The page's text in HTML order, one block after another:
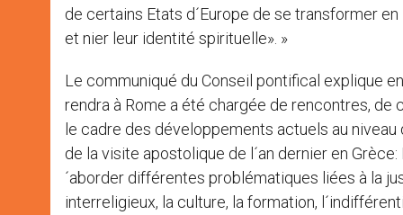
de certains Etats d´Europe de se transformer
et nier leur identité spirituelle». »
Le communiqué du Conseil pontifical explique
rendra à Rome a été chargée de rencontres,
le cadre des développements actuels au
de la visite apostolique de l´an dernier en
´aborder différentes problématiques liées à la
interreligieux, la culture, la formation,